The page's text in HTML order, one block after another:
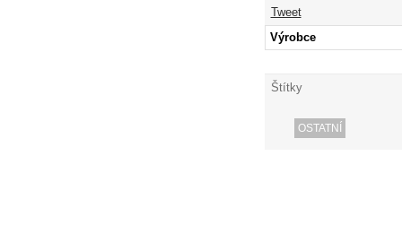
Tweet
Výrobce
Štítky
OSTATNÍ